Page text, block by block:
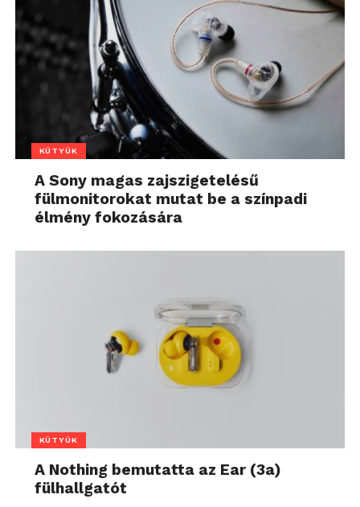
KÜTYÜK
A Sony magas zajszigetelésű
fülmonitorokat mutat be a színpadi
élmény fokozására
KÜTYÜK
A Nothing bemutatta az Ear (3a)
fülhallgatót